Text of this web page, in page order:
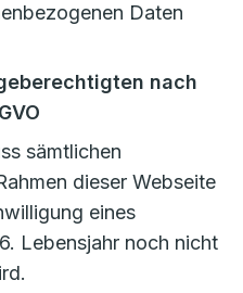
Daten
nach
sämtlichen
dieser Webseite
eines
Lebensjahr noch nicht